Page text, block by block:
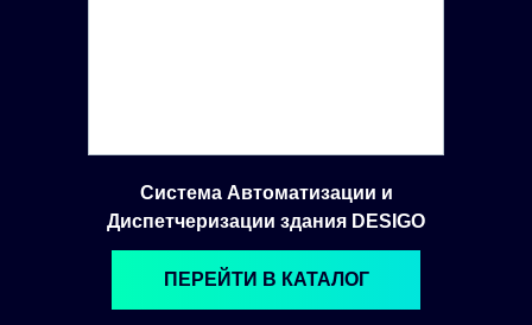
Система Автоматизации и
Диспетчеризации здания DESIGO
ПЕРЕЙТИ В КАТАЛОГ